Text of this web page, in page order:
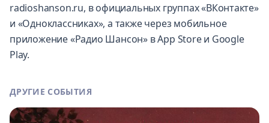
radioshanson.ru, в официальных группах «ВКонтакте»
и «Одноклассниках», а также через мобильное
приложение «Радио Шансон» в App Store и Google
Play.
ДРУГИЕ СОБЫТИЯ